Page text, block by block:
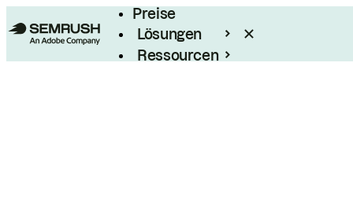
Preise
Lösungen
Ressourcen